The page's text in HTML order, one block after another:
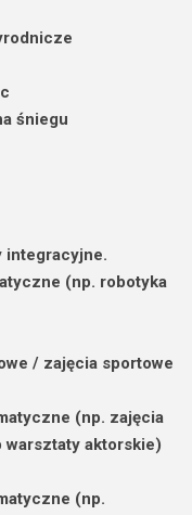
śniegu
integracyjne.
(np. robotyka
/ zajęcia sportowe
(np. zajęcia
aktorskie)
(np.